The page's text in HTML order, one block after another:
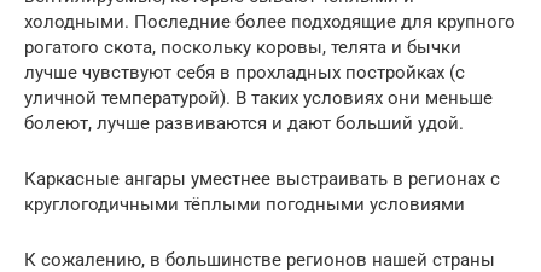
холодными. Последние более подходящие для крупного
рогатого скота, поскольку коровы, телята и бычки
лучше чувствуют себя в прохладных постройках (с
уличной температурой). В таких условиях они меньше
болеют, лучше развиваются и дают больший удой.
Каркасные ангары уместнее выстраивать в регионах с
круглогодичными тёплыми погодными условиями
К сожалению, в большинстве регионов нашей страны